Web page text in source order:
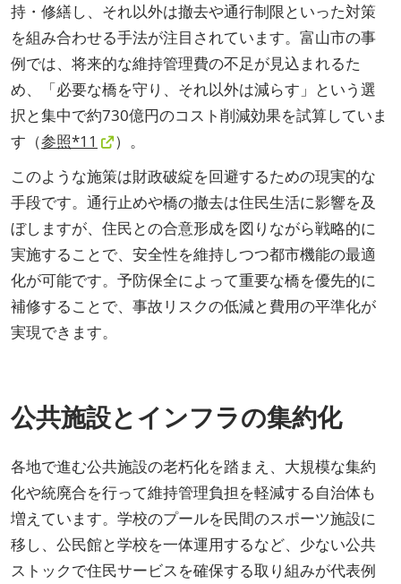
持・修繕し、それ以外は撤去や通行制限といった対策
を組み合わせる手法が注目されています。富山市の事
例では、将来的な維持管理費の不足が見込まれるた
め、「必要な橋を守り、それ以外は減らす」という選
択と集中で約730億円のコスト削減効果を試算していま
す（参照*11
）。
このような施策は財政破綻を回避するための現実的な
手段です。通行止めや橋の撤去は住民生活に影響を及
ぼしますが、住民との合意形成を図りながら戦略的に
実施することで、安全性を維持しつつ都市機能の最適
化が可能です。予防保全によって重要な橋を優先的に
補修することで、事故リスクの低減と費用の平準化が
実現できます。
公共施設とインフラの集約化
各地で進む公共施設の老朽化を踏まえ、大規模な集約
化や統廃合を行って維持管理負担を軽減する自治体も
増えています。学校のプールを民間のスポーツ施設に
移し、公民館と学校を一体運用するなど、少ない公共
ストックで住民サービスを確保する取り組みが代表例